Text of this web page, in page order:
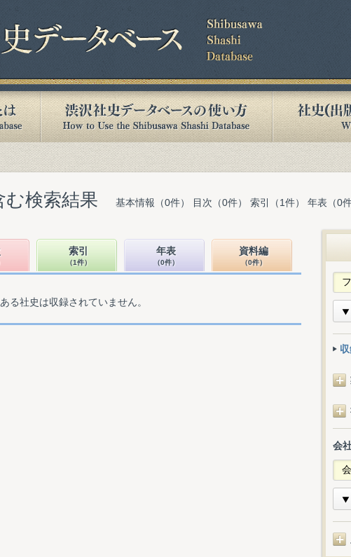
む検索結果 基本情報（0件） 目次（0件） 索引（1件） 年表（0
索引
（1件）
年表
（0件）
資料編
（0件）
る社史は収録されていません。
会